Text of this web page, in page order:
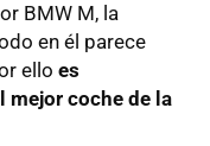
BMW M, la
en él parece
ello es
mejor coche de la